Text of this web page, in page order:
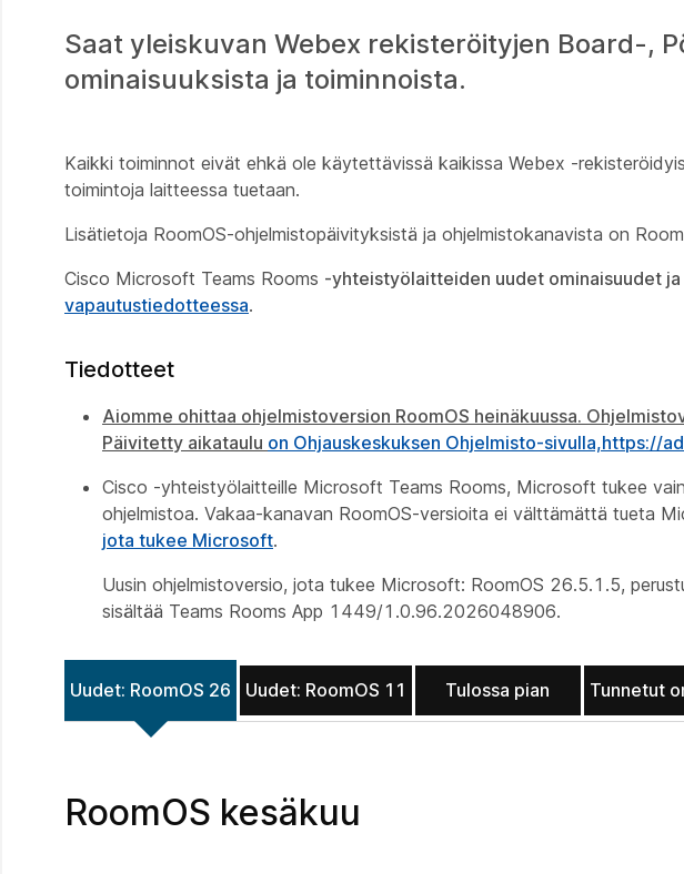
Saat yleiskuvan Webex rekisteröityjen Board-,
ominaisuuksista ja toiminnoista.
Kaikki toiminnot eivät ehkä ole käytettävissä kaikissa Webex -
toimintoja laitteessa tuetaan.
Lisätietoja RoomOS-ohjelmistopäivityksistä ja ohjelmistokanavista on
Cisco Microsoft Teams Rooms -yhteistyölaitteiden uudet ominaisuudet
vapautustiedotteessa.
Tiedotteet
Aiomme ohittaa ohjelmistoversion RoomOS heinäkuussa.
Päivitetty aikataulu on Ohjauskeskuksen Ohjelmisto-sivulla,https://
Cisco -yhteistyölaitteille Microsoft Teams Rooms, Microsoft tukee
ohjelmistoa. Vakaa-kanavan RoomOS-versioita ei välttämättä tueta
jota tukee Microsoft.
Uusin ohjelmistoversio, jota tukee Microsoft: RoomOS 26.5.1.5,
sisältää Teams Rooms App 1449/1.0.96.2026048906.
Uudet: RoomOS 26 Uudet: RoomOS 11 Tulossa pian Tunnetut
RoomOS kesäkuu